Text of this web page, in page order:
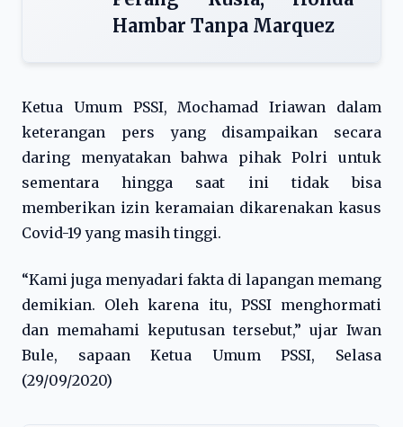
Hambar Tanpa Marquez
Ketua Umum PSSI, Mochamad Iriawan dalam
keterangan pers yang disampaikan secara
daring menyatakan bahwa pihak Polri untuk
sementara hingga saat ini tidak bisa
memberikan izin keramaian dikarenakan kasus
Covid-19 yang masih tinggi.
“Kami juga menyadari fakta di lapangan memang
demikian. Oleh karena itu, PSSI menghormati
dan memahami keputusan tersebut,” ujar Iwan
Bule, sapaan Ketua Umum PSSI, Selasa
(29/09/2020)